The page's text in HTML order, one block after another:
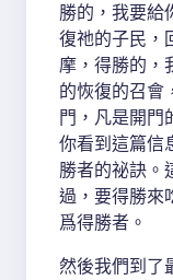
勝的，我要給
復祂的子民，
摩，得勝的，
的恢復的召會
門，凡是開門
你看到這篇信
勝者的祕訣。
過，要得勝來
爲得勝者。
然後我們到了